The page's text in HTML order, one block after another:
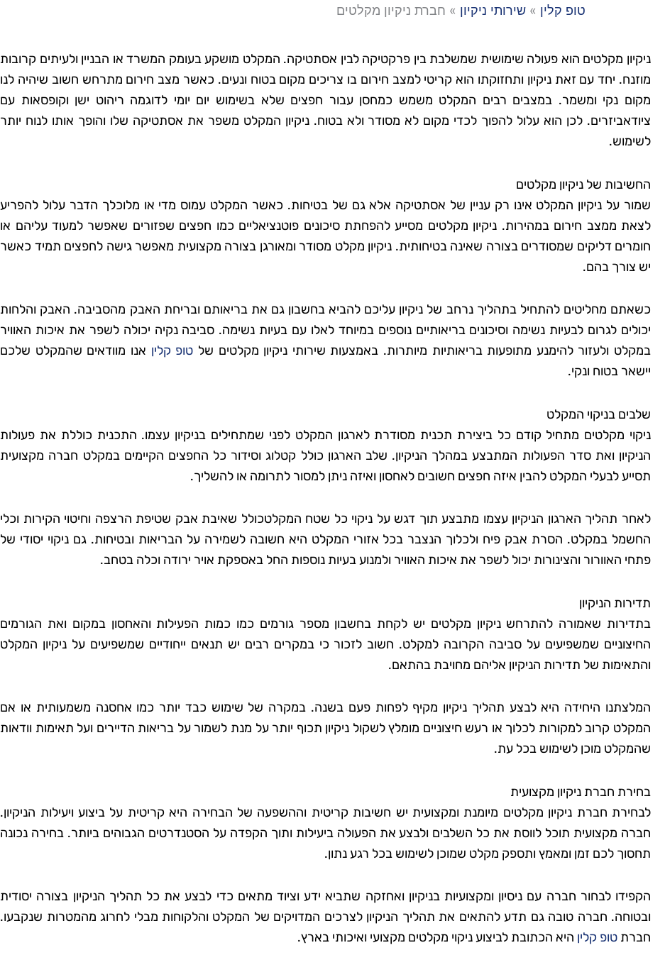
טופ קלין » שירותי ניקיון » חברת ניקיון מקלטים
ניקיון מקלטים הוא פעולה שימושית שמשלבת בין פרקטיקה לבין אסתטיקה. המקלט מושקע בעומק המשרד או הבניין ולעיתים קרובות
מוזנח. יחד עם זאת ניקיון ותחזוקתו הוא קריטי למצב חירום בו צריכים מקום בטוח ונעים. כאשר מצב חירום מתרחש חשוב שיהיה לנו
מקום נקי ומשמר. במצבים רבים המקלט משמש כמחסן עבור חפצים שלא בשימוש יום יומי לדוגמה ריהוט ישן וקופסאות עם
ציודאביזרים. לכן הוא עלול להפוך לכדי מקום לא מסודר ולא בטוח. ניקיון המקלט משפר את אסתטיקה שלו והופך אותו לנוח יותר
לשימוש.
החשיבות של ניקיון מקלטים
שמור על ניקיון המקלט אינו רק עניין של אסתטיקה אלא גם של בטיחות. כאשר המקלט עמוס מדי או מלוכלך הדבר עלול להפריע
לצאת ממצב חירום במהירות. ניקיון מקלטים מסייע להפחתת סיכונים פוטנציאליים כמו חפצים שפזורים שאפשר למעוד עליהם או
חומרים דליקים שמסודרים בצורה שאינה בטיחותית. ניקיון מקלט מסודר ומאורגן בצורה מקצועית מאפשר גישה לחפצים תמיד כאשר
יש צורך בהם.
כשאתם מחליטים להתחיל בתהליך נרחב של ניקיון עליכם להביא בחשבון גם את בריאותם ובריחת האבק מהסביבה. האבק והלחות
יכולים לגרום לבעיות נשימה וסיכונים בריאותיים נוספים במיוחד לאלו עם בעיות נשימה. סביבה נקיה יכולה לשפר את איכות האוויר
במקלט ולעזור להימנע מתופעות בריאותיות מיותרות. באמצעות שירותי ניקיון מקלטים של טופ קלין אנו מוודאים שהמקלט שלכם
יישאר בטוח ונקי.
שלבים בניקוי המקלט
ניקוי מקלטים מתחיל קודם כל ביצירת תכנית מסודרת לארגון המקלט לפני שמתחילים בניקיון עצמו. התכנית כוללת את פעולות
הניקיון ואת סדר הפעולות המתבצע במהלך הניקיון. שלב הארגון כולל קטלוג וסידור כל החפצים הקיימים במקלט חברה מקצועית
תסייע לבעלי המקלט להבין איזה חפצים חשובים לאחסון ואיזה ניתן למסור לתרומה או להשליך.
לאחר תהליך הארגון הניקיון עצמו מתבצע תוך דגש על ניקוי כל שטח המקלטכולל שאיבת אבק שטיפת הרצפה וחיטוי הקירות וכלי
החשמל במקלט. הסרת אבק פיח ולכלוך הנצבר בכל אזורי המקלט היא חשובה לשמירה על הבריאות ובטיחות. גם ניקוי יסודי של
פתחי האוורור והצינורות יכול לשפר את איכות האוויר ולמנוע בעיות נוספות החל באספקת אויר ירודה וכלה בטחב.
תדירות הניקיון
בתדירות שאמורה להתרחש ניקיון מקלטים יש לקחת בחשבון מספר גורמים כמו כמות הפעילות והאחסון במקום ואת הגורמים
החיצוניים שמשפיעים על סביבה הקרובה למקלט. חשוב לזכור כי במקרים רבים יש תנאים ייחודיים שמשפיעים על ניקיון המקלט
והתאימות של תדירות הניקיון אליהם מחויבת בהתאם.
המלצתנו היחידה היא לבצע תהליך ניקיון מקיף לפחות פעם בשנה. במקרה של שימוש כבד יותר כמו אחסנה משמעותית או אם
המקלט קרוב למקורות לכלוך או רעש חיצוניים מומלץ לשקול ניקיון תכוף יותר על מנת לשמור על בריאות הדיירים ועל תאימות וודאות
שהמקלט מוכן לשימוש בכל עת.
בחירת חברת ניקיון מקצועית
לבחירת חברת ניקיון מקלטים מיומנת ומקצועית יש חשיבות קריטית וההשפעה של הבחירה היא קריטית על ביצוע ויעילות הניקיון.
חברה מקצועית תוכל לווסת את כל השלבים ולבצע את הפעולה ביעילות ותוך הקפדה על הסטנדרטים הגבוהים ביותר. בחירה נכונה
תחסוך לכם זמן ומאמץ ותספק מקלט שמוכן לשימוש בכל רגע נתון.
הקפידו לבחור חברה עם ניסיון ומקצועיות בניקיון ואחזקה שתביא ידע וציוד מתאים כדי לבצע את כל תהליך הניקיון בצורה יסודית
ובטוחה. חברה טובה גם תדע להתאים את תהליך הניקיון לצרכים המדויקים של המקלט והלקוחות מבלי לחרוג מהמטרות שנקבעו.
חברת טופ קלין היא הכתובת לביצוע ניקוי מקלטים מקצועי ואיכותי בארץ.